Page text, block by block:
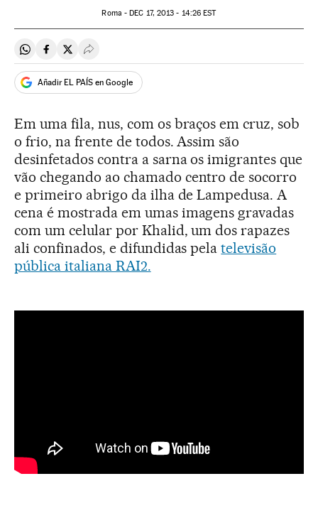
Roma -DEC 17, 2013 - 14:26 EST
Compartir en Whatsapp
Compartir en Facebook
Compartir en Twitter
Desplegar Redes Sociales
Añadir EL PAÍS en Google
Em uma fila, nus, com os braços em cruz, sob
o frio, na frente de todos. Assim são
desinfetados contra a sarna os imigrantes que
vão chegando ao chamado centro de socorro
e primeiro abrigo da ilha de Lampedusa. A
cena é mostrada em umas imagens gravadas
com um celular por Khalid, um dos rapazes
ali confinados, e difundidas pelatelevisão
pública italiana RAI2.